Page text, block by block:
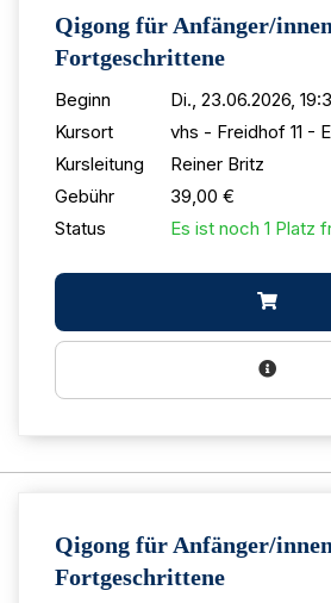
Qigong für Anfänger/
Fortgeschrittene
Beginn
Di., 23.06.2026,
Kursort
vhs - Freidhof 11 -
Kursleitung
Reiner Britz
Gebühr
39,00 €
Status
Es ist noch 1 Platz
Qigong für Anfänger/
Fortgeschrittene